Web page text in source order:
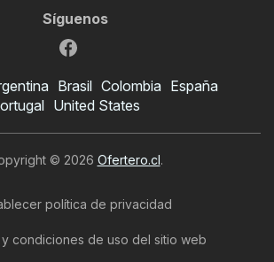
Síguenos
Brasil Colombia España
United States
© 2026 Ofertero.cl.
política de privacidad
y condiciones de uso del sitio web